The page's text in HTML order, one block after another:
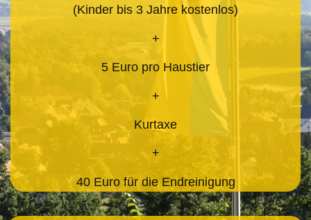
(Kinder bis 3 Jahre kostenlos)
+
5 Euro pro Haustier
+
Kurtaxe
+
40 Euro für die Endreinigung